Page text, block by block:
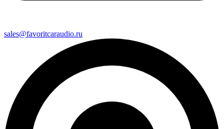
sales@favoritcaraudio.ru